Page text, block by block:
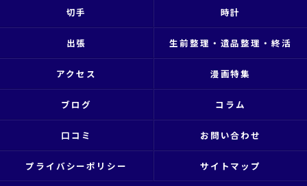
切手 時計
出張 生前整理・遺品整理・終活
アクセス 漫画特集
ブログ コラム
口コミ お問い合わせ
プライバシーポリシー サイトマップ